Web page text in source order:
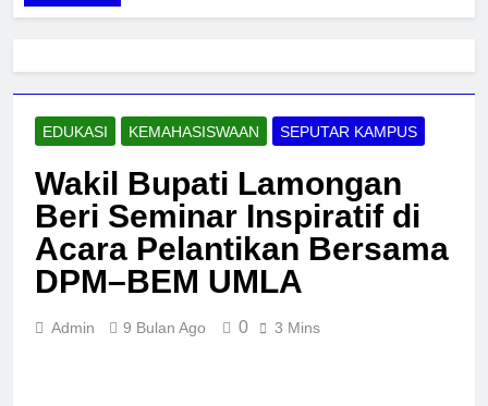
EDUKASI KEMAHASISWAAN SEPUTAR KAMPUS
Wakil Bupati Lamongan
Beri Seminar Inspiratif di
Acara Pelantikan Bersama
DPM–BEM UMLA
Admin 9 Bulan Ago 0 3 Mins